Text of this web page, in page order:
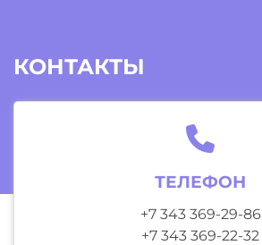
КОНТАКТЫ
ТЕЛЕФОН
+7 343 369-29-86
+7 343 369-22-32